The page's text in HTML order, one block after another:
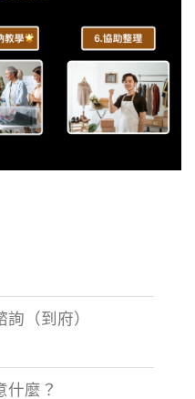
（到府）
什麼？